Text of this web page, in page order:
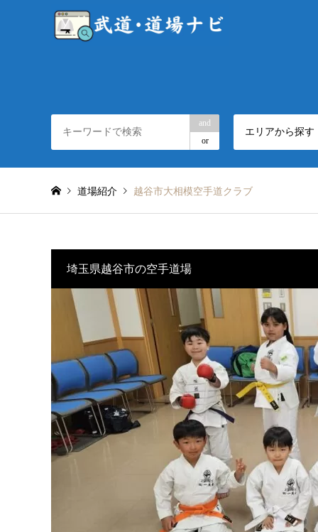
and
or
エリアから探す
道場紹介 越谷市大相模空手道クラブ
埼玉県越谷市の空手道場